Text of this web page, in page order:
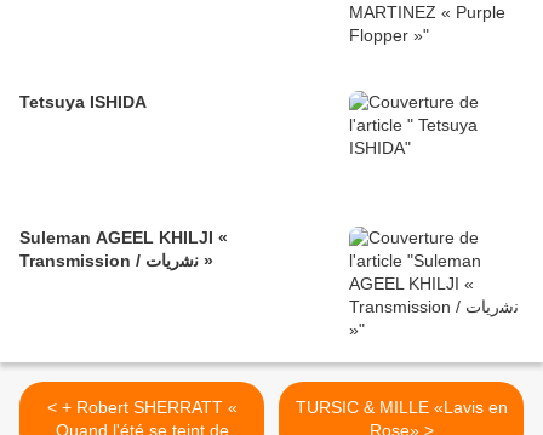
Tetsuya ISHIDA
Suleman AGEEL KHILJI «
Transmission / ﻧﺷرﯾﺎت »
< + Robert SHERRATT «
Quand l'été se teint de
TURSIC & MILLE «Lavis en
Rose» >